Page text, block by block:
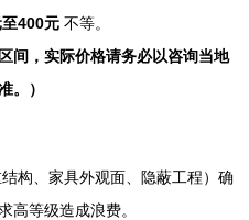
400元 不等。
间，实际价格请务必以咨询当地
。）
构、家具外观面、隐蔽工程）确
高等级造成浪费。